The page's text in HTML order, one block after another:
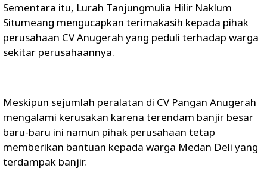
Sementara itu, Lurah Tanjungmulia Hilir Naklum
Situmeang mengucapkan terimakasih kepada pihak
perusahaan CV Anugerah yang peduli terhadap warga
sekitar perusahaannya.
Meskipun sejumlah peralatan di CV Pangan Anugerah
mengalami kerusakan karena terendam banjir besar
baru-baru ini namun pihak perusahaan tetap
memberikan bantuan kepada warga Medan Deli yang
terdampak banjir.